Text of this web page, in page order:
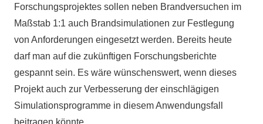
Forschungsprojektes sollen neben Brandversuchen im
Maßstab 1:1 auch Brandsimulationen zur Festlegung
von Anforderungen eingesetzt werden. Bereits heute
darf man auf die zukünftigen Forschungsberichte
gespannt sein. Es wäre wünschenswert, wenn dieses
Projekt auch zur Verbesserung der einschlägigen
Simulationsprogramme in diesem Anwendungsfall
beitragen könnte.